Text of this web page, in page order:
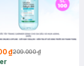
₫209.000 ₫